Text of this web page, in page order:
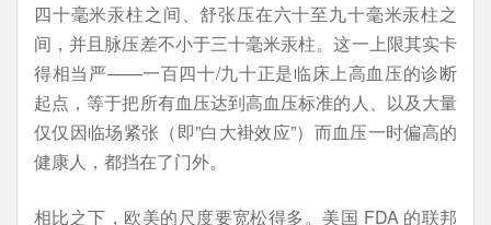
四十毫米汞柱之间、舒张压在六十至九十毫米汞柱之
间，并且脉压差不小于三十毫米汞柱。这一上限其实卡
得相当严——一百四十/九十正是临床上高血压的诊断
起点，等于把所有血压达到高血压标准的人、以及大量
仅仅因临场紧张（即”白大褂效应”）而血压一时偏高的
健康人，都挡在了门外。
相比之下，欧美的尺度要宽松得多。美国 FDA 的联邦